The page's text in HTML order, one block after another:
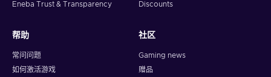
Eneba Trust & Transparency
Discounts
帮助
常问问题
如何激活游戏
社区
Gaming news
赠品